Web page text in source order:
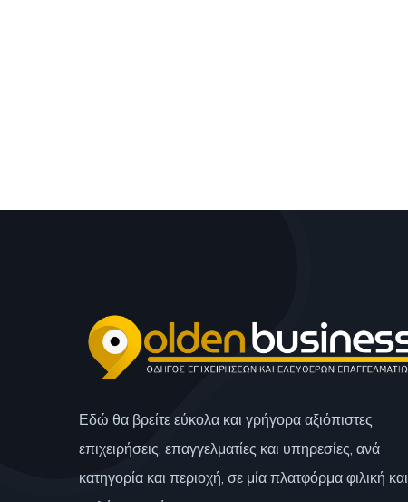
Εδώ θα βρείτε εύκολα και γρήγορα αξιόπιστες
επιχειρήσεις, επαγγελματίες και υπηρεσίες, ανά
κατηγορία και περιοχή, σε μία πλατφόρμα φιλική και